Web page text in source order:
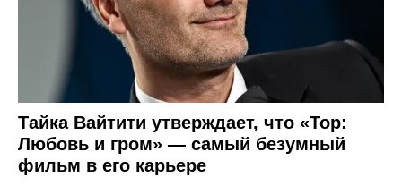
Тайка Вайтити утверждает, что «Тор:
Любовь и гром» — самый безумный
фильм в его карьере